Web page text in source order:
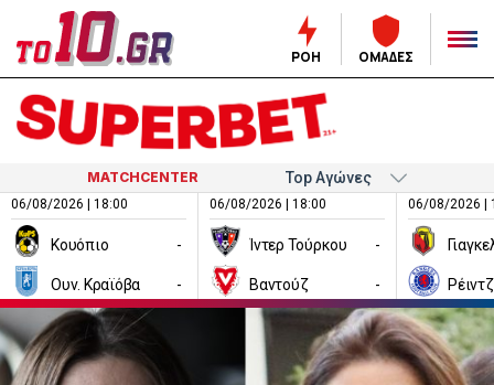
ΡΟΗ ΟΜΑΔΕΣ
MATCHCENTER
06/08/2026 | 18:00
Κουόπιο -
Ουν. Κραϊόβα -
06/08/2026 | 18:00
Ίντερ Τούρκου -
Βαντούζ -
06/08/2026 |